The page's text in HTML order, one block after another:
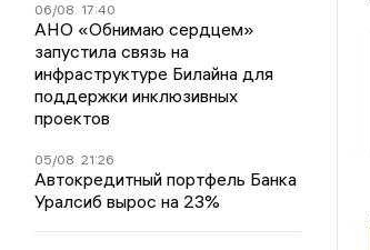
06/08 17:40
АНО «Обнимаю сердцем»
запустила связь на
инфраструктуре Билайна для
поддержки инклюзивных
проектов
05/08 21:26
Автокредитный портфель Банка
Уралсиб вырос на 23%